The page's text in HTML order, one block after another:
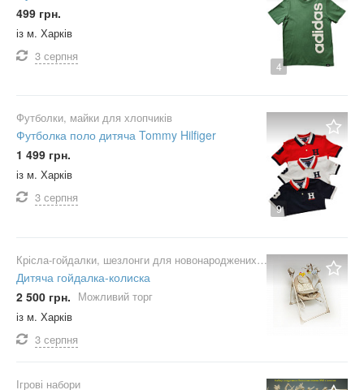
4
499 грн.
із м. Харків
3 серпня
9
Футболки, майки для хлопчиків
Футболка поло дитяча Tommy Hilfiger
1 499 грн.
із м. Харків
3 серпня
Крісла-гойдалки, шезлонги для новонароджених
Дитяча гойдалка-колиска
2 500 грн. Можливий торг
із м. Харків
3 серпня
Ігрові набори